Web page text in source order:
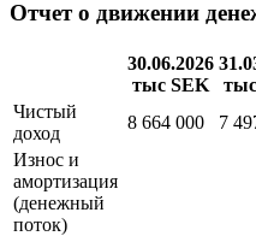
Отчет о движении
30.06.2026
тыс SEK
Чистый
доход
8 664 000 7
Износ и
амортизация
(денежный
поток)